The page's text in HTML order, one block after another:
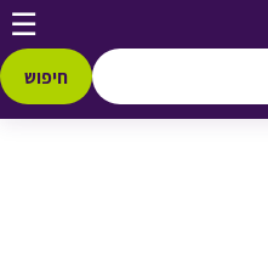
☰
חיפוש